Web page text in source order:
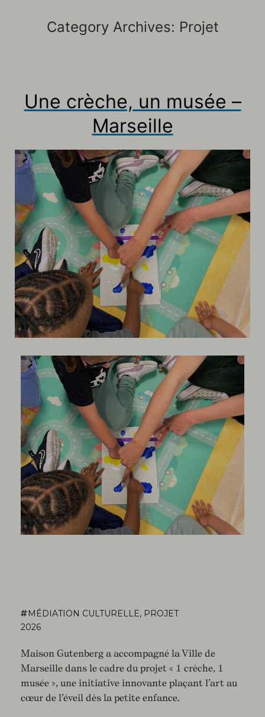
Category Archives: Projet
Une crèche, un musée –
Marseille
MÉDIATION CULTURELLE, PROJET
2026
Maison Gutenberg a accompagné la Ville de
Marseille dans le cadre du projet « 1 crèche, 1
musée », une initiative innovante plaçant l’art au
cœur de l’éveil dès la petite enfance.